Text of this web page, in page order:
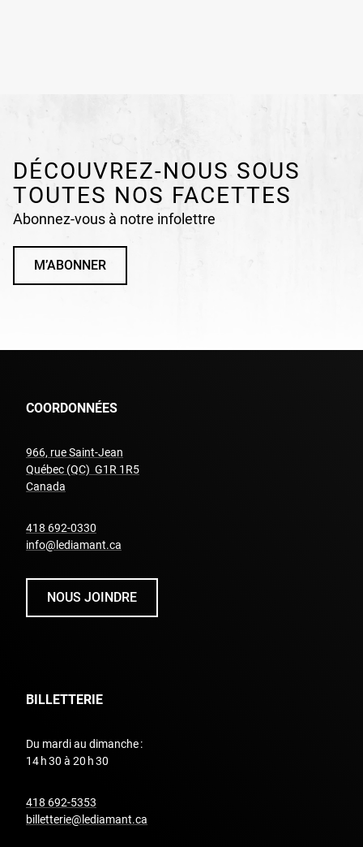
DÉCOUVREZ-NOUS SOUS
TOUTES NOS FACETTES
Abonnez-vous à notre infolettre
M’ABONNER
COORDONNÉES
966, rue Saint-Jean
Québec (QC) G1R 1R5
Canada
418 692-0330
info@lediamant.ca
NOUS JOINDRE
BILLETTERIE
Du mardi au dimanche :
14 h 30 à 20 h 30
418 692-5353
billetterie@lediamant.ca